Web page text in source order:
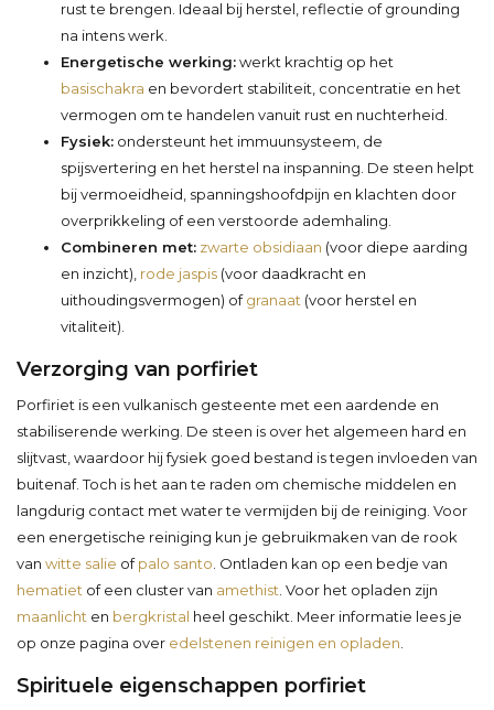
rust te brengen. Ideaal bij herstel, reflectie of grounding
na intens werk.
Energetische werking:werkt krachtig op het
basischakra en bevordert stabiliteit, concentratie en het
vermogen om te handelen vanuit rust en nuchterheid.
Fysiek: ondersteunt het immuunsysteem, de
spijsvertering en het herstel na inspanning. De steen helpt
bij vermoeidheid, spanningshoofdpijn en klachten door
overprikkeling of een verstoorde ademhaling.
Combineren met: zwarte obsidiaan (voor diepe aarding
en inzicht), rode jaspis (voor daadkracht en
uithoudingsvermogen) ofgranaat (voor herstel en
vitaliteit).
Verzorging van porfiriet
Porfiriet is een vulkanisch gesteente met een aardende en
stabiliserende werking. De steen is over het algemeen hard en
slijtvast, waardoor hij fysiek goed bestand is tegen invloeden van
buitenaf. Toch is het aan te raden om chemische middelen en
langdurig contact met water te vermijden bij de reiniging. Voor
een energetische reiniging kun je gebruikmaken van de rook
van witte salie ofpalo santo . Ontladen kan op een bedje van
hematiet of een cluster van amethist . Voor het opladen zijn
maanlicht en bergkristal heel geschikt. Meer informatie lees je
op onze pagina over edelstenen reinigen en opladen
Spirituele eigenschappen porfiriet